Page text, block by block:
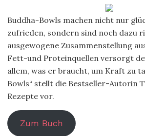
Buddha-Bowls machen nicht nur
zufrieden, sondern sind noch dazu
ausgewogene Zusammenstellung
Fett-und Proteinquellen versorgt
allem, was er braucht, um Kraft zu
Bowls“ stellt die Bestseller-Autorin
Rezepte vor.
Zum Buch